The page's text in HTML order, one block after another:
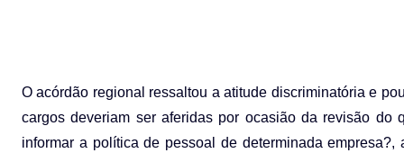
O acórdão regional ressaltou a atitude discriminatória e
cargos deveriam ser aferidas por ocasião da revisão
informar a política de pessoal de determinada